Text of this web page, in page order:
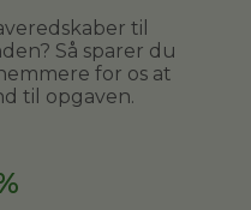
til
Så sparer du
for os at
til opgaven.